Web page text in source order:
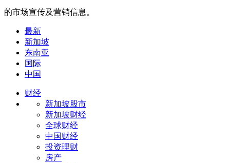
的市场宣传及营销信息。
最新
新加坡
东南亚
国际
中国
财经
新加坡股市
新加坡财经
全球财经
中国财经
投资理财
房产